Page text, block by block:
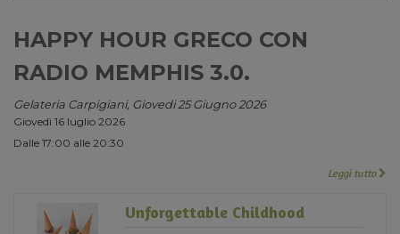
HAPPY HOUR GRECO CON
RADIO MEMPHIS 3.0.
Gelateria Carpigiani, Giovedi 25 Giugno 2026
Giovedì 16 luglio 2026
Dalle 17:00 alle 20:30
Leggi tutto
Unforgettable Childhood